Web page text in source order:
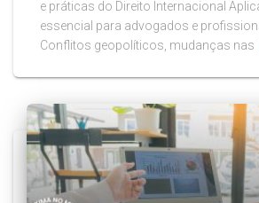
e práticas do Direito Internacional
essencial para advogados e
Conflitos geopolíticos, mudanças nas